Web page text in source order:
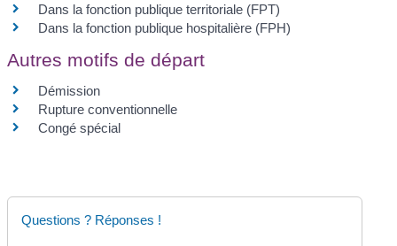
Dans la fonction publique territoriale (FPT)
Dans la fonction publique hospitalière (FPH)
Autres motifs de départ
Démission
Rupture conventionnelle
Congé spécial
Questions ? Réponses !